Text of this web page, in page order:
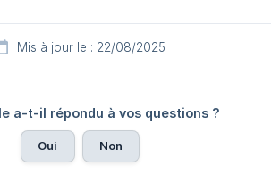
Mis à jour le : 22/08/2025
a-t-il répondu à vos questions ?
Oui Non